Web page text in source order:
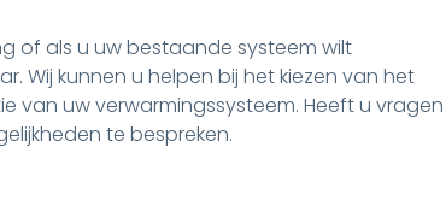
of als u uw bestaande systeem wilt
Wij kunnen u helpen bij het kiezen van het
van uw verwarmingssysteem. Heeft u vragen
te bespreken.